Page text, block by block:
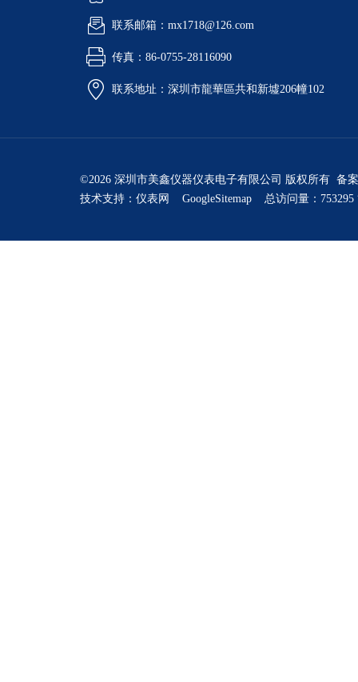
联系邮箱：mx1718@126.com
传真：86-0755-28116090
联系地址：深圳市龍華區共和新墟206幢102
©2026 深圳市美鑫仪器仪表电子有限公司 版权所有 备
技术支持： 仪表网 GoogleSitemap 总访问量：753295